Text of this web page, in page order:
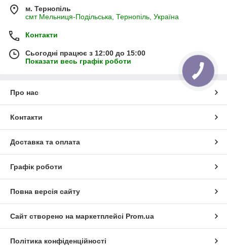
м. Тернопіль
смт Мельниця-Подільська, Тернопіль, Україна
Контакти
Сьогодні працює з 12:00 до 15:00
Показати весь графік роботи
Про нас
Контакти
Доставка та оплата
Графік роботи
Повна версія сайту
Сайт створено на маркетплейсі Prom.ua
Політика конфіденційності